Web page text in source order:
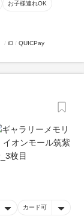
お子様連れOK
iD QUICPay
カード可